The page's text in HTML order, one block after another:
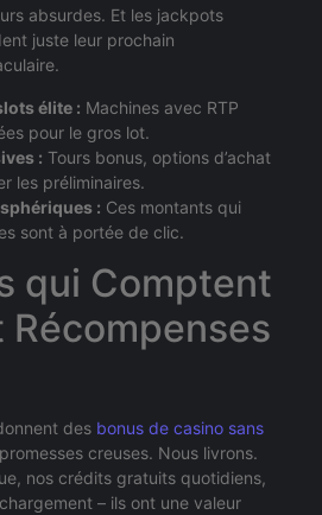
absurdes. Et les jackpots
juste leur prochain
élite : Machines avec RTP
pour le gros lot.
: Tours bonus, options d’achat
les préliminaires.
: Ces montants qui
sont à portée de clic.
qui Comptent
Récompenses
des bonus de casino sans
creuses. Nous livrons.
nos crédits gratuits quotidiens,
– ils ont une valeur